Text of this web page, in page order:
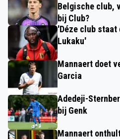
Belgische club,
bij Club?
'Déze club
Lukaku'
Mannaert doet
Garcia
Adedeji-
bij Genk
Mannaert